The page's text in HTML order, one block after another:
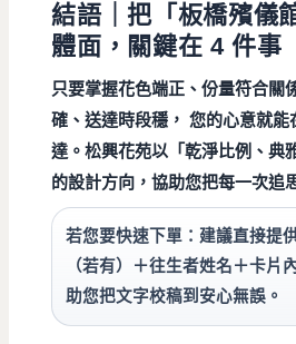
結語｜把「板橋殯儀
體面，關鍵在 4 件事
只要掌握花色端正 、份量符合關
確 、送達時段穩 ， 您的心意就
達。松興花苑以「乾淨比例、典
的設計方向，協助您把每一次追
若您要快速下單： 建議直接提
（若有）＋往生者姓名＋卡片
助您把文字校稿到安心無誤。